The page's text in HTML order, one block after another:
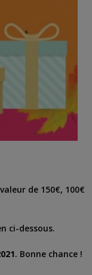
de 150€, 100€
ci-dessous.
. Bonne chance !